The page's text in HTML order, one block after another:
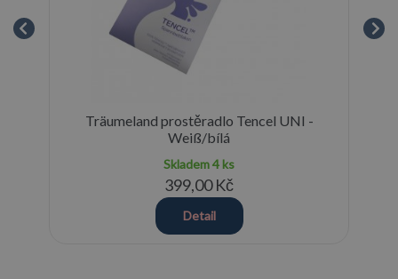
Träumeland prostěradlo Tencel UNI -
Weiß/bílá
Skladem4 ks
399,00 Kč
Detail